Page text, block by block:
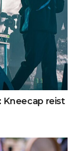
Kneecap reist